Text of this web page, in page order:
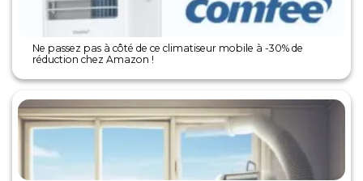
Ne passez pas à côté de ce climatiseur mobile à -30% de
réduction chez Amazon !